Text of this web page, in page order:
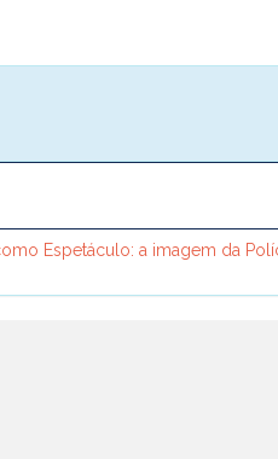
Espetáculo: a imagem da